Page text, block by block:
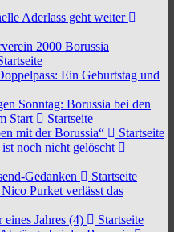
Aderlass geht weiter
2000 Borussia
Ein Geburtstag und
Sonntag: Borussia bei den
Start
Startseite
mit der Borussia“
Startseite
noch nicht gelöscht
Gedanken
Startseite
Purket verlässt das
eines Jahres (4)
Startseite